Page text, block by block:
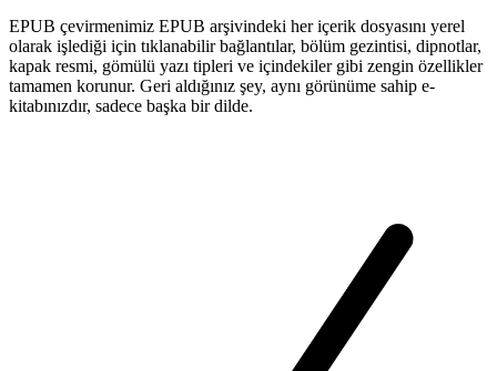
EPUB çevirmenimiz EPUB arşivindeki her içerik dosyasını yerel
olarak işlediği için tıklanabilir bağlantılar, bölüm gezintisi, dipnotlar,
kapak resmi, gömülü yazı tipleri ve içindekiler gibi zengin özellikler
tamamen korunur. Geri aldığınız şey, aynı görünüme sahip e-
kitabınızdır, sadece başka bir dilde.